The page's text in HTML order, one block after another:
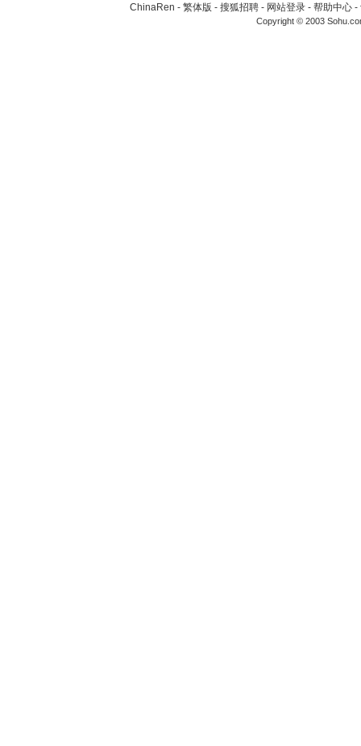
ChinaRen - 繁体版 - 搜狐招聘 - 网站登录 - 帮助中心 -
Copyright © 2003